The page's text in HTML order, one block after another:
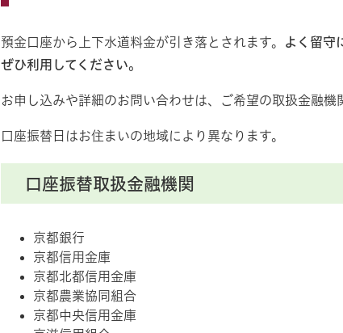
預金口座から上下水道料金が引き落とされます。
よく留守
ぜひ利用してください。
お申し込みや詳細のお問い合わせは、ご希望の取扱金融機
口座振替日はお住まいの地域により異なります。
口座振替取扱金融機関
京都銀行
京都信用金庫
京都北都信用金庫
京都農業協同組合
京都中央信用金庫